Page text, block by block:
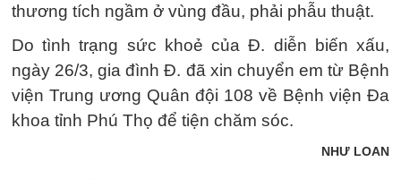
thương tích ngầm ở vùng đầu, phải phẫu thuật.
Do tình trạng sức khoẻ của Đ. diễn biến xấu,
ngày 26/3, gia đình Đ. đã xin chuyển em từ Bệnh
viện Trung ương Quân đội 108 về Bệnh viện Đa
khoa tỉnh Phú Thọ để tiện chăm sóc.
NHƯ LOAN